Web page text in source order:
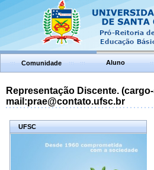
Comunidade Aluno
Representação Discente.
mail:prae@contato.ufsc.br
UFSC